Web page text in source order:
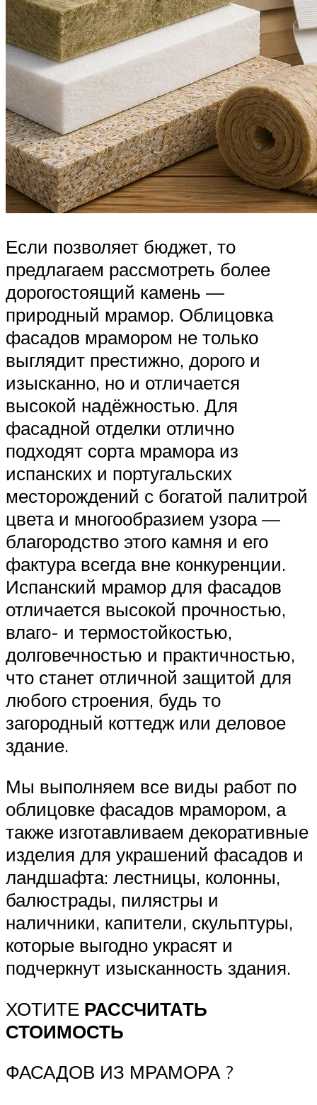
Если позволяет бюджет, то
предлагаем рассмотреть более
дорогостоящий камень —
природный мрамор. Облицовка
фасадов мрамором не только
выглядит престижно, дорого и
изысканно, но и отличается
высокой надёжностью. Для
фасадной отделки отлично
подходят сорта мрамора из
испанских и португальских
месторождений с богатой палитрой
цвета и многообразием узора —
благородство этого камня и его
фактура всегда вне конкуренции.
Испанский мрамор для фасадов
отличается высокой прочностью,
влаго- и термостойкостью,
долговечностью и практичностью,
что станет отличной защитой для
любого строения, будь то
загородный коттедж или деловое
здание.
Мы выполняем все виды работ по
облицовке фасадов мрамором, а
также изготавливаем декоративные
изделия для украшений фасадов и
ландшафта: лестницы, колонны,
балюстрады, пилястры и
наличники, капители, скульптуры,
которые выгодно украсят и
подчеркнут изысканность здания.
ХОТИТЕ РАССЧИТАТЬ
СТОИМОСТЬ
ФАСАДОВ ИЗ МРАМОРА ?